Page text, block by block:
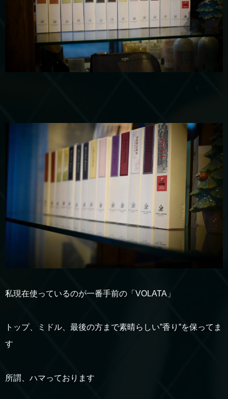
私現在使っているのが一番手前の「VOLATA」
トップ、ミドル、最後の方まで素晴らしい”香り”を保ってま
す
所謂、ハマっております